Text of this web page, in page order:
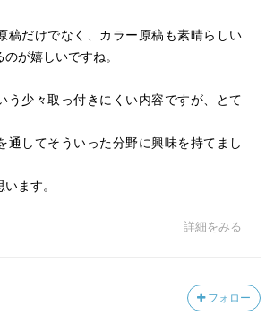
稿だけでなく、カラー原稿も素晴らしい
が嬉しいですね。
う少々取っ付きにくい内容ですが、とて
通してそういった分野に興味を持てまし
ます。
詳細をみる
フォロー